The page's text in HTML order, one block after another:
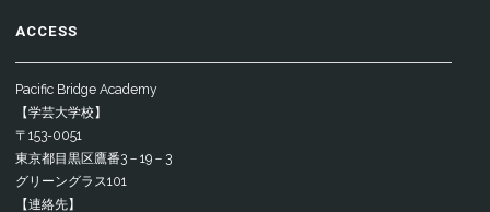
ACCESS
Pacific Bridge Academy
【学芸大学校】
〒153-0051
東京都目黒区鷹番3－19－3
グリーングラス101
【連絡先】